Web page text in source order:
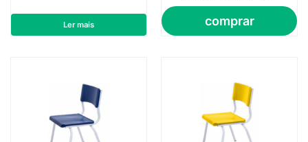
Ler mais comprar